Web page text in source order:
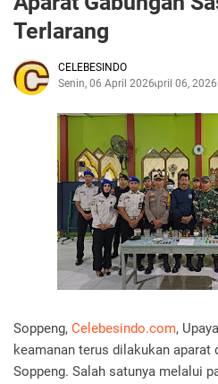
Terlarang
CELEBESINDO
Senin, 06 April 2026April 06, 2026
Soppeng, Celebesindo.com,
keamanan terus dilakukan aparat
Soppeng. Salah satunya melalui